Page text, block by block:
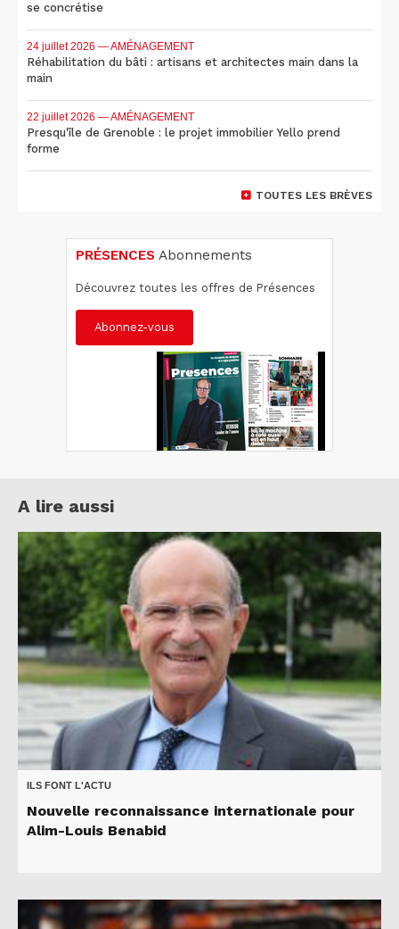
se concrétise
24 juillet 2026 — AMÉNAGEMENT
Réhabilitation du bâti : artisans et architectes main dans la
main
22 juillet 2026 — AMÉNAGEMENT
Presqu'île de Grenoble : le projet immobilier Yello prend
forme
TOUTES LES BRÈVES
PRÉSENCES Abonnements
Découvrez toutes les offres de Présences
Abonnez-vous
A lire aussi
ILS FONT L'ACTU
Nouvelle reconnaissance internationale pour
Alim-Louis Benabid